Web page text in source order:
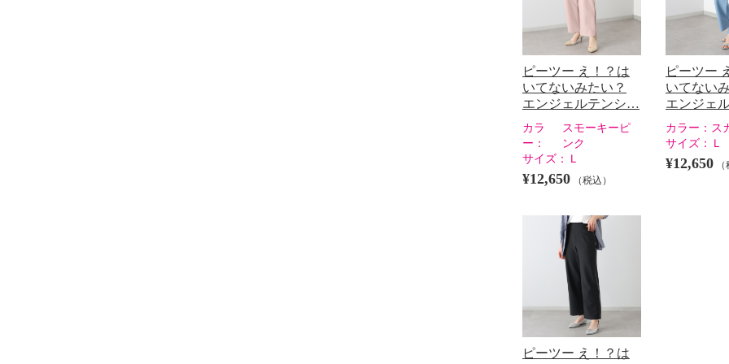
ピーツー え！？は
いてないみたい？
エンジェルテンシ…
カラ
ー：
スモーキーピ
ンク
サイズ：
Ｌ
¥12,650 （税込）
ピーツー
いてない
エンジェ
カラー： ス
サイズ：
Ｌ
¥12,650
ピーツー え！？は